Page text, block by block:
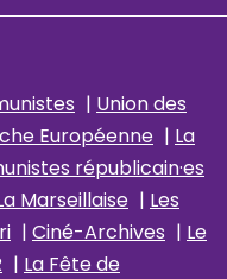
| Union des
Européenne | La
républicain·es
Marseillaise | Les
| Ciné-Archives | Le
| La Fête de